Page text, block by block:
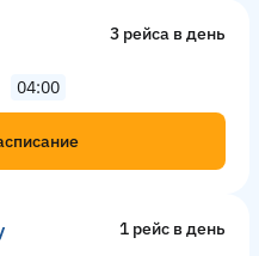
3 рейсa в день
04:00
1 рейс в день